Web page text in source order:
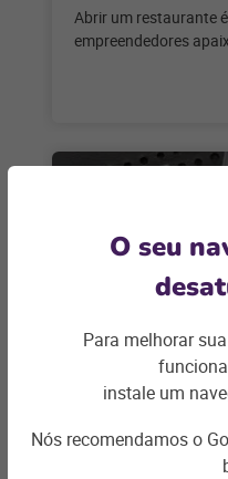
Abrir um restaurante
empreendedores
VAREJO
Maximize
guia completo
O seu
Para melhorar
instale um
Nós recomendamos o